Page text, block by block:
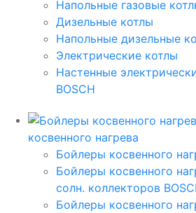
Напольные газовые
Дизельные котлы
Напольные дизельные
Электрические котлы
Настенные
BOSCH
косвенного нагрева
Бойлеры косвенного
Бойлеры косвенного
солн. коллекторов
Бойлеры косвенного